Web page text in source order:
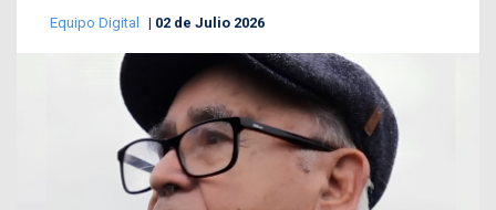
Equipo Digital 02 de Julio 2026